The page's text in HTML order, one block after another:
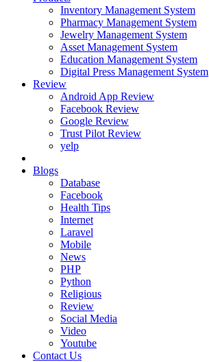
Inventory Management System
Pharmacy Management System
Jewelry Management System
Asset Management System
Education Management System
Digital Press Management System
Review
Android App Review
Facebook Review
Google Review
Trust Pilot Review
yelp
Blogs
Database
Facebook
Health Tips
Internet
Laravel
Mobile
News
PHP
Python
Religious
Review
Social Media
Video
Youtube
Contact Us